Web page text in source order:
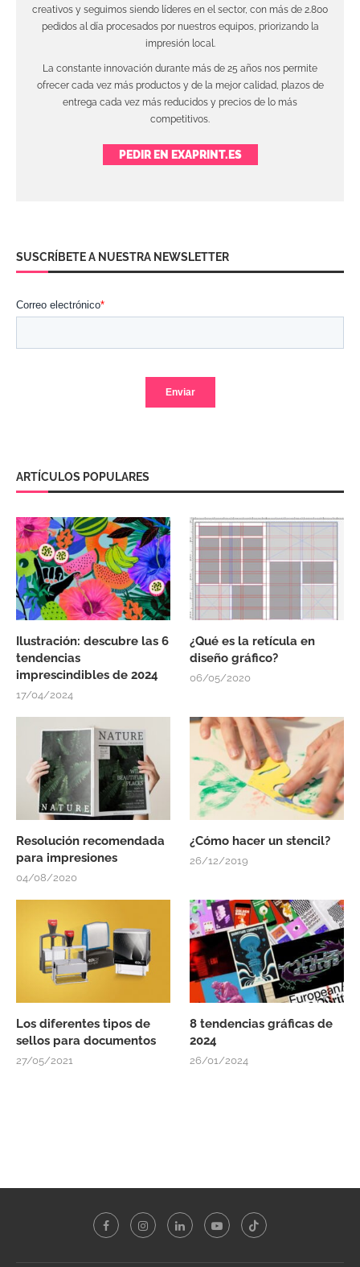
creativos y seguimos siendo líderes en el sector, con más de 2.800
pedidos al día procesados por nuestros equipos, priorizando la
impresión local.
La constante innovación durante más de 25 años nos permite
ofrecer cada vez más productos y de la mejor calidad, plazos de
entrega cada vez más reducidos y precios de lo más
competitivos.
PEDIR EN EXAPRINT.ES
SUSCRÍBETE A NUESTRA NEWSLETTER
ARTÍCULOS POPULARES
Ilustración: descubre las 6
tendencias
imprescindibles de 2024
17/04/2024
¿Qué es la retícula en
diseño gráfico?
06/05/2020
Resolución recomendada
para impresiones
04/08/2020
¿Cómo hacer un stencil?
26/12/2019
Los diferentes tipos de
sellos para documentos
27/05/2021
8 tendencias gráficas de
2024
26/01/2024